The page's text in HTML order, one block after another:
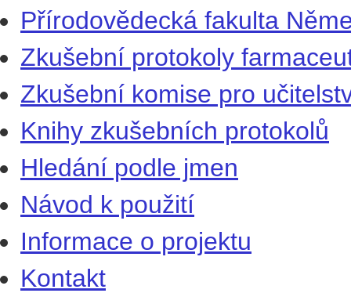
Přírodovědecká fakulta
Zkušební protokoly
Zkušební komise pro
Knihy zkušebních protokolů
Hledání podle jmen
Návod k použití
Informace o projektu
Kontakt